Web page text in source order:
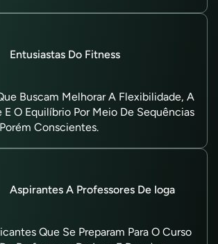
Entusiastas Do Fitness
Buscam Melhorar A Flexibilidade, A
E O Equilíbrio Por Meio De Sequências
Conscientes.
Aspirantes A Professores De Ioga
Que Se Preparam Para O Curso